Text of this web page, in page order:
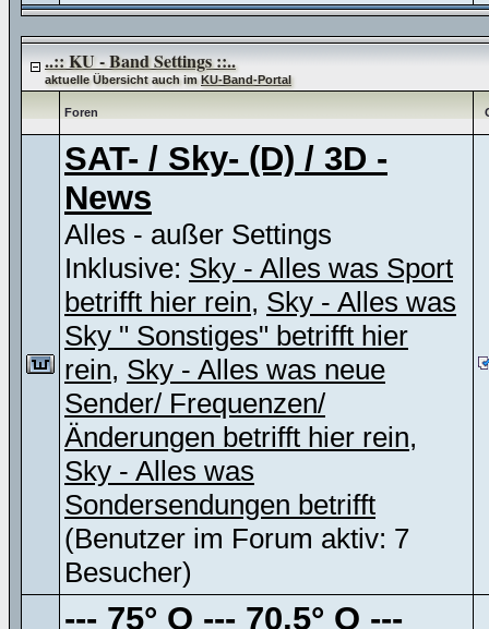
..:: KU - Band Settings ::..
aktuelle Übersicht auch imKU-Band-Portal
Foren
SAT- / Sky- (D) / 3D -
News
Alles - außer Settings
Inklusive: Sky - Alles was Sport
betrifft hier rein, Sky - Alles was
Sky " Sonstiges" betrifft hier
rein, Sky - Alles was neue
Sender/ Frequenzen/
Änderungen betrifft hier rein,
Sky - Alles was
Sondersendungen betrifft
(Benutzer im Forum aktiv: 7
Besucher)
--- 75° O --- 70,5° O ---